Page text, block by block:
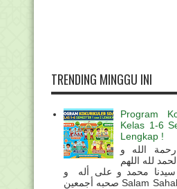
TRENDING MINGGU INI
Program
Kelas 1-6
Lengkap !
الله و
لله اللهم
محمد و على أله و
صحبه أجمعين Salam Sahabat Hanapi Bani .